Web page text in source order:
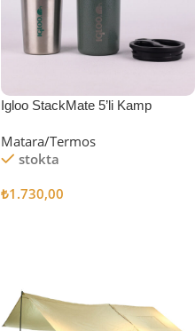
Igloo StackMate 5’li Kamp
Matara/Termos
stokta
₺1.730,00